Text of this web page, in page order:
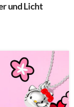
und Licht